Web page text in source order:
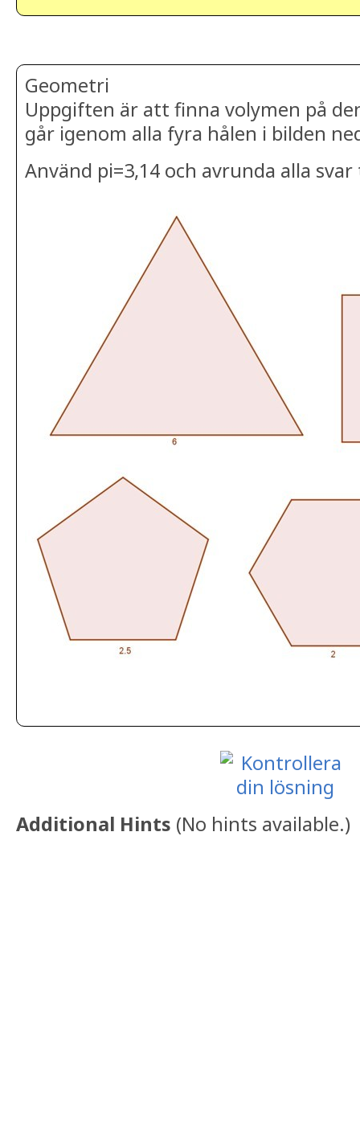
Geometri
Uppgiften är att finna volymen på
går igenom alla fyra hålen i bilden
Använd pi=3,14 och avrunda alla
Additional Hints (No hints available.)